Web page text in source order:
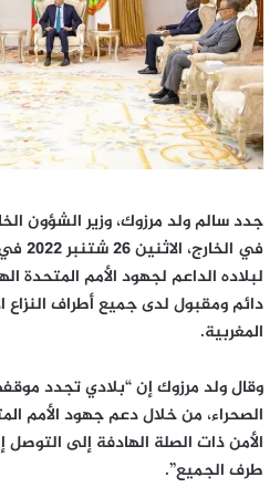
جدد سالم ولد مرزوك، وزير الشؤون
في
لبلاده الداعم لجهود الأمم المتحدة
دائم ومقبول لدى جميع أطراف النزاع
المغربية.
وقال ولد مرزوك إن “بلادي تجدد
الصحراء، من خلال دعم جهود الأمم
الأمن ذات الصلة الهادفة إلى
طرف الجميع”.